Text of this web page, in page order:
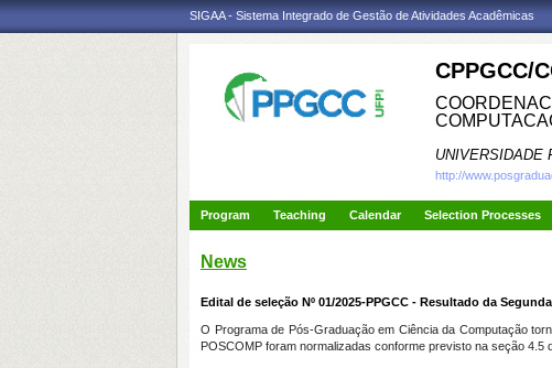
SIGAA - Sistema Integrado de Gestão de Atividades Acadêmicas
CPPGCC/
UNIVERSIDADE
http://
Program Teaching Calendar Selection Processes
News
Edital de seleção Nº 01/2025-PPGCC - Resultado da
O Programa de Pós-Graduação em Ciência da Computação
POSCOMP foram normalizadas conforme previsto na seção 4.5